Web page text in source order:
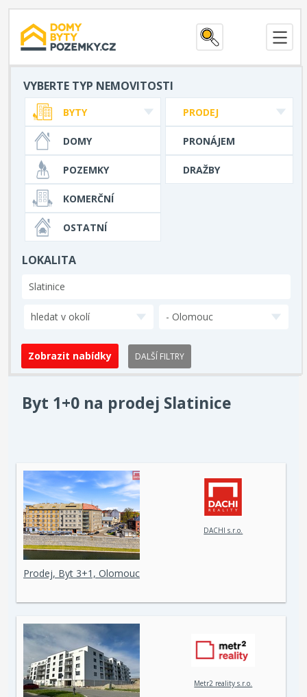
VYBERTE TYP NEMOVITOSTI
PRODEJ
PRONÁJEM
DRAŽBY
BYTY
DOMY
POZEMKY
KOMERČNÍ
OSTATNÍ
LOKALITA
hledat v okolí - Olomouc
DALŠÍ FILTRY
Byt 1+0 na prodej Slatinice
DACHI s.r.o.
Prodej, Byt 3+1, Olomouc
Metr2 reality s.r.o.